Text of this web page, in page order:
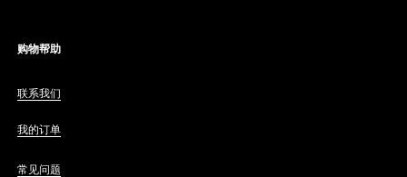
购物帮助
联系我们
我的订单
常见问题